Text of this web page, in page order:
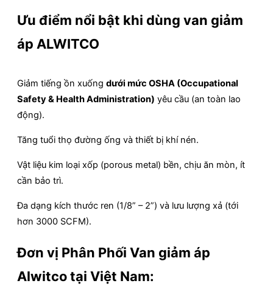
Ưu điểm nổi bật khi dùng van giảm
áp ALWITCO
Giảm tiếng ồn xuống dưới mức OSHA (Occupational
Safety & Health Administration) yêu cầu (an toàn lao
động).
Tăng tuổi thọ đường ống và thiết bị khí nén.
Vật liệu kim loại xốp (porous metal) bền, chịu ăn mòn, ít
cần bảo trì.
Đa dạng kích thước ren (1/8” – 2”) và lưu lượng xả (tới
hơn 3000 SCFM).
Đơn vị Phân Phối Van giảm áp
Alwitco tại Việt Nam: